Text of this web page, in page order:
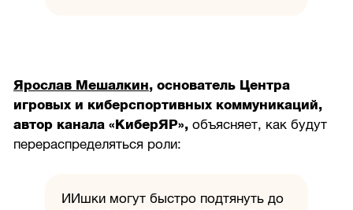
Ярослав Мешалкин, основатель Центра
игровых и киберспортивных коммуникаций,
автор канала «КиберЯР», объясняет, как будут
перераспределяться роли:
ИИшки могут быстро подтянуть до